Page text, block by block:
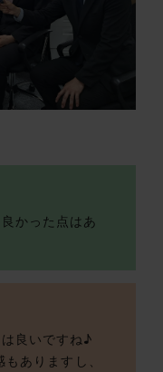
かった点はあ
良いですね♪
ありますし、